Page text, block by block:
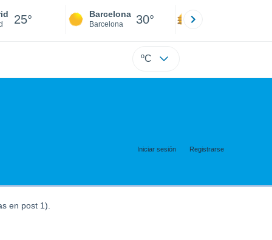
25° Barcelona
Barcelona 30°
ºC
Iniciar sesión Registrarse
en post 1).